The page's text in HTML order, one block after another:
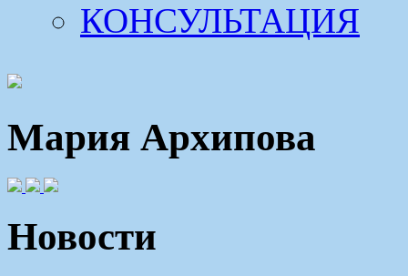
КОНСУЛЬТАЦИЯ
Мария Архипова
Новости